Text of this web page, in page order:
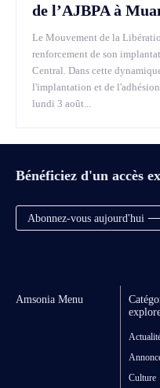
de l’AJBPA à
Le Mouvement de la
renforcement de son
Central. Dans cette
l'implantation et de
lundi 3 août...
Bénéficiez d'un accès
Abonnez-vous aujourd'hui
Amsonia Menu
Culture